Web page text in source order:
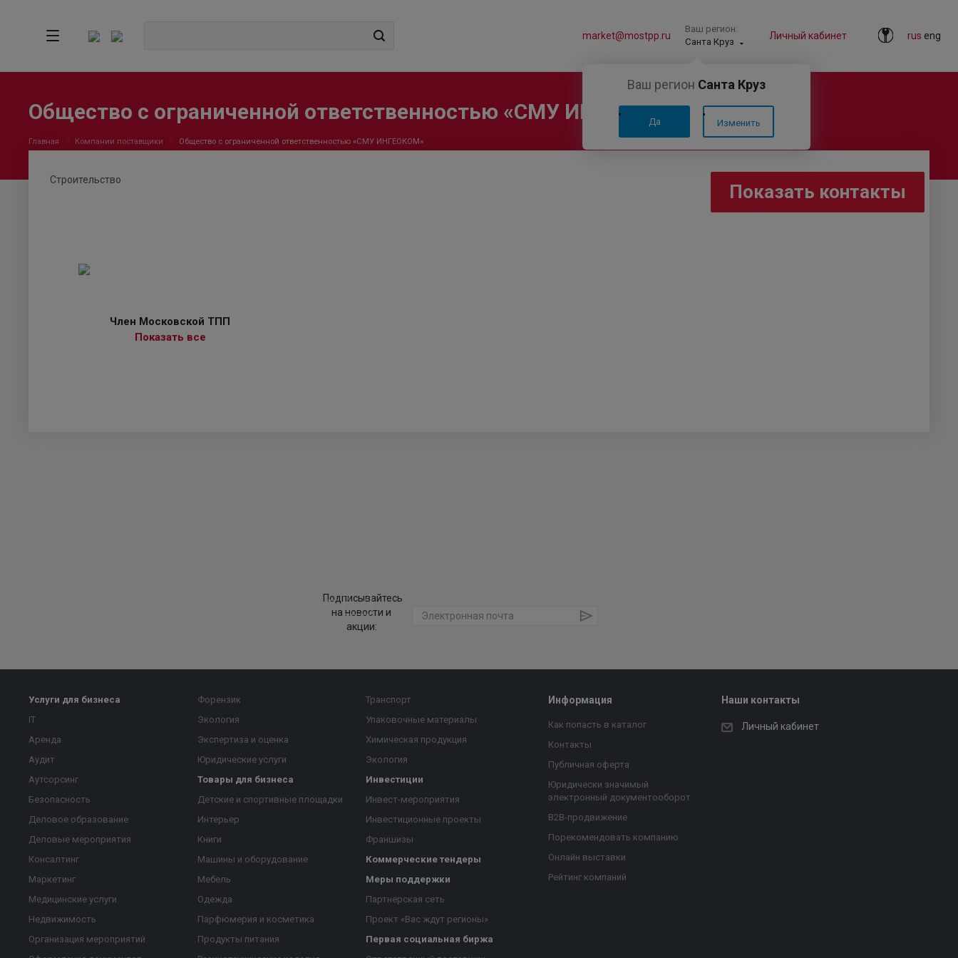
rus eng
Личный кабинет
Ваш регион:
Санта Круз
Ваш регион Санта Круз
Да Изменить
market@mostpp.ru
Общество с ограниченной ответственностью «СМУ ИНГЕОКОМ»
Главная Компании поставщики Общество с ограниченной ответственностью «СМУ ИНГЕОКОМ»
Показать контакты
Строительство
Член Московской ТПП
Показать все
Подписывайтесь
на новости и
акции:
Услуги для бизнеса
IT
Аренда
Аудит
Аутсорсинг
Безопасность
Деловое образование
Деловые мероприятия
Консалтинг
Маркетинг
Медицинские услуги
Недвижимость
Организация мероприятий
Форензик
Экология
Экспертиза и оценка
Юридические услуги
Товары для бизнеса
Детские и спортивные площадки
Интерьер
Книги
Машины и оборудование
Мебель
Одежда
Парфюмерия и косметика
Продукты питания
Транспорт
Упаковочные материалы
Химическая продукция
Экология
Инвестиции
Инвест-мероприятия
Инвестиционные проекты
Франшизы
Коммерческие тендеры
Меры поддержки
Партнерская сеть
Проект «Вас ждут регионы»
Первая социальная биржа
Информация
Как попасть в каталог
Контакты
Публичная оферта
Юридически значимый
электронный документооборот
B2B-продвижение
Порекомендовать компанию
Онлайн выставки
Рейтинг компаний
Наши контакты
Личный кабинет